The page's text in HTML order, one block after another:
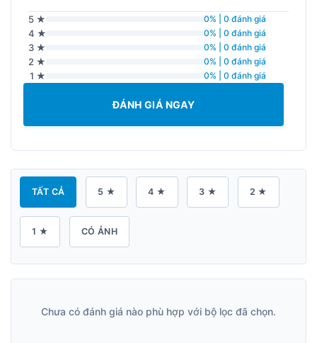
5 ★ 0% | 0 đánh giá
4 ★ 0% | 0 đánh giá
3 ★ 0% | 0 đánh giá
2 ★ 0% | 0 đánh giá
1 ★ 0% | 0 đánh giá
ĐÁNH GIÁ NGAY
TẤT CẢ 5 ★ 4 ★ 3 ★ 2 ★
1 ★ CÓ ẢNH
Chưa có đánh giá nào phù hợp với bộ lọc đã chọn.